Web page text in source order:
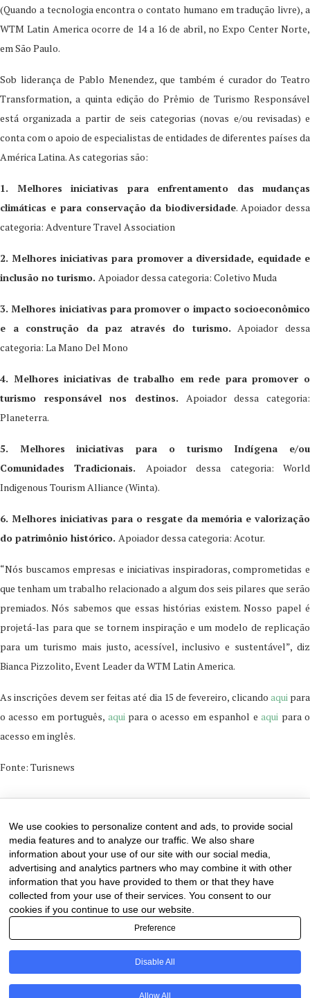
(Quando a tecnologia encontra o contato humano em tradução livre), a
WTM Latin America ocorre de 14 a 16 de abril, no Expo Center Norte,
em São Paulo.
Sob liderança de Pablo Menendez, que também é curador do Teatro
Transformation, a quinta edição do Prêmio de Turismo Responsável
está organizada a partir de seis categorias (novas e/ou revisadas) e
conta com o apoio de especialistas de entidades de diferentes países da
América Latina. As categorias são:
1. Melhores iniciativas para enfrentamento das mudanças
climáticas e para conservação da biodiversidade. Apoiador dessa
categoria: Adventure Travel Association
2. Melhores iniciativas para promover a diversidade, equidade e
inclusão no turismo. Apoiador dessa categoria: Coletivo Muda
3. Melhores iniciativas para promover o impacto socioeconômico
e a construção da paz através do turismo. Apoiador dessa
categoria: La Mano Del Mono
4. Melhores iniciativas de trabalho em rede para promover o
turismo responsável nos destinos. Apoiador dessa categoria:
Planeterra.
5. Melhores iniciativas para o turismo Indígena e/ou
Comunidades Tradicionais. Apoiador dessa categoria: World
Indigenous Tourism Alliance (Winta).
6. Melhores iniciativas para o resgate da memória e valorização
do patrimônio histórico. Apoiador dessa categoria: Acotur.
“Nós buscamos empresas e iniciativas inspiradoras, comprometidas e
que tenham um trabalho relacionado a algum dos seis pilares que serão
premiados. Nós sabemos que essas histórias existem. Nosso papel é
projetá-las para que se tornem inspiração e um modelo de replicação
para um turismo mais justo, acessível, inclusivo e sustentável”, diz
Bianca Pizzolito, Event Leader da WTM Latin America.
As inscrições devem ser feitas até dia 15 de fevereiro, clicando aqui para
o acesso em português, aqui para o acesso em espanhol eaqui para o
acesso em inglês.
Fonte: Turisnews
We use cookies to personalize content and ads, to provide social
media features and to analyze our traffic. We also share
information about your use of our site with our social media,
advertising and analytics partners who may combine it with other
information that you have provided to them or that they have
collected from your use of their services. You consent to our
cookies if you continue to use our website.
Preference
Disable All
Allow All